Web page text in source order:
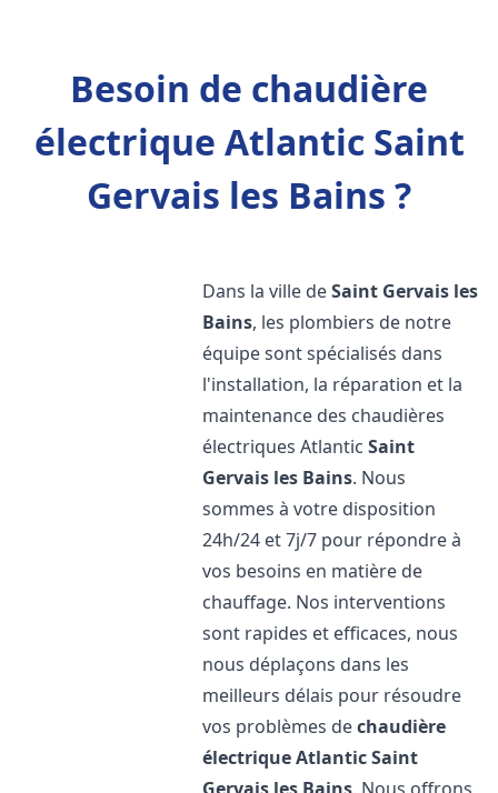
Besoin de chaudière
électrique Atlantic Saint
Gervais les Bains ?
Dans la ville deSaint Gervais les
Bains, les plombiers de notre
équipe sont spécialisés dans
l'installation, la réparation et la
maintenance des chaudières
électriques AtlanticSaint
Gervais les Bains. Nous
sommes à votre disposition
24h/24 et 7j/7 pour répondre à
vos besoins en matière de
chauffage. Nos interventions
sont rapides et efficaces, nous
nous déplaçons dans les
meilleurs délais pour résoudre
vos problèmes dechaudière
électrique AtlanticSaint